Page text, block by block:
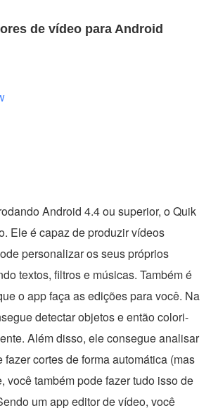
de vídeo para Android
Android 4.4 ou superior, o Quik
Ele é capaz de produzir vídeos
personalizar os seus próprios
textos, filtros e músicas. Também é
o app faça as edições para você. Na
detectar objetos e então colori-
Além disso, ele consegue analisar
fazer cortes de forma automática (mas
você também pode fazer tudo isso de
um app editor de vídeo, você